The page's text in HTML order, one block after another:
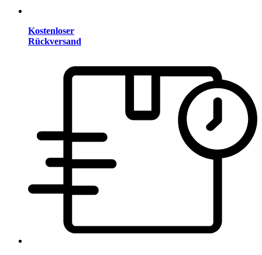
Kostenloser
Rückversand